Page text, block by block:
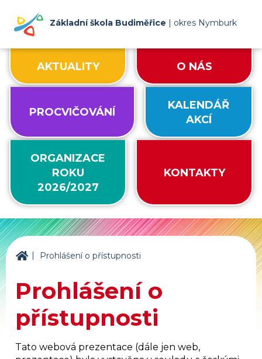
Základní škola Budiměřice | okres Nymburk
AKTUALITY O NÁS
PROCVIČOVÁNÍ
KALENDÁŘ
AKCÍ
ORGANIZACE
ROKU
2026/2027
KONTAKTY
ZŠ Budiměřice
| Prohlášení o přístupnosti
Prohlášení o
přístupnosti
Tato webová prezentace (dále jen web,